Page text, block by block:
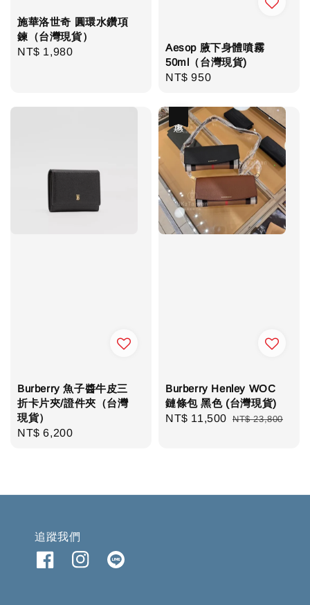
施華洛世奇 圓環水鑽項
鍊（台灣現貨）
Regular
NT$ 1,980
Aesop 腋下身體噴霧
50ml（台灣現貨)
Regular
NT$ 950
Burberry 魚子醬牛皮三
折卡片夾/證件夾（台灣
現貨）
Regular
NT$ 6,200
Burberry Henley WOC
鏈條包 黑色 (台灣現貨)
Sale
NT$ 11,500 Regular
NT$ 23,800
追蹤我們